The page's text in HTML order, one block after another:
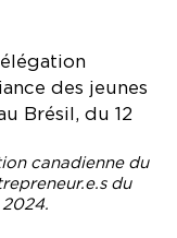
canadienne du
du
2024.